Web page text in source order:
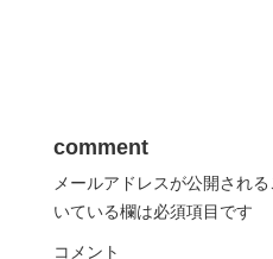
comment
メールアドレスが公開される
いている欄は必須項目です
コメント